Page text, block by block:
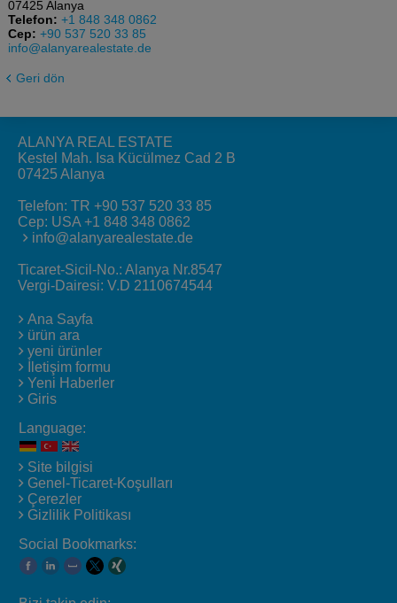
07425 Alanya
Telefon: +1 848 348 0862
Cep: +90 537 520 33 85
info@alanyarealestate.de
Geri dön
ALANYA REAL ESTATE
Kestel Mah. Isa Kücülmez Cad 2 B
07425 Alanya
Telefon: TR +90 537 520 33 85
Cep: USA +1 848 348 0862
info@alanyarealestate.de
Ticaret-Sicil-No.: Alanya Nr.8547
Vergi-Dairesi: V.D 2110674544
Ana Sayfa
ürün ara
yeni ürünler
İletişim formu
Yeni Haberler
Giris
Language:
Site bilgisi
Genel-Ticaret-Koşulları
Çerezler
Gizlilik Politikası
Social Bookmarks: